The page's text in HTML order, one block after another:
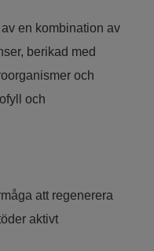
en kombination av
berikad med
och
och
att regenerera
aktivt